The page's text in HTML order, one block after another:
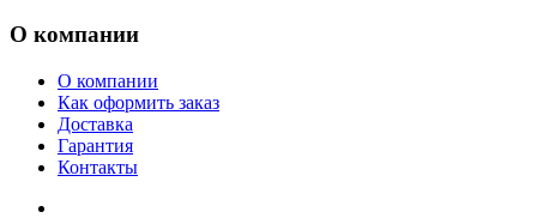
О компании
О компании
Как оформить заказ
Доставка
Гарантия
Контакты